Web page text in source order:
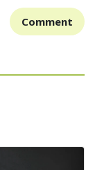
Comment